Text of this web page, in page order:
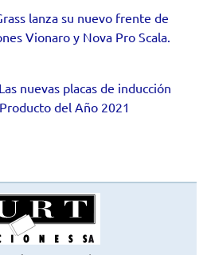
lanza su nuevo frente de
Vionaro y Nova Pro Scala.
Las nuevas placas de inducción
del Año 2021